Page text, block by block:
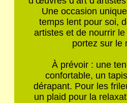
Une occasion
temps lent pour soi,
artistes et de nourrir
portez sur le
À prévoir : une
confortable, un
dérapant. Pour les
un plaid pour la